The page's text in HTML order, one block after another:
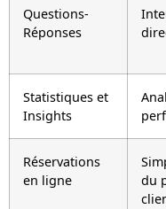
Questions-
Réponses
Statistiques et
Insights
Réservations
en ligne
du